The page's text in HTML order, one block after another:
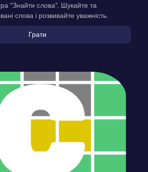
“Знайти слова”. Шукайте та
слова і розвивайте уважність.
Грати